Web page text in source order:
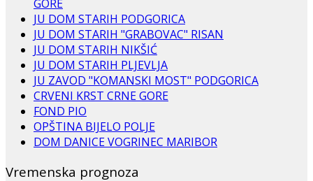
GORE
JU DOM STARIH PODGORICA
JU DOM STARIH "GRABOVAC" RISAN
JU DOM STARIH NIKŠIĆ
JU DOM STARIH PLJEVLJA
JU ZAVOD "KOMANSKI MOST" PODGORICA
CRVENI KRST CRNE GORE
FOND PIO
OPŠTINA BIJELO POLJE
DOM DANICE VOGRINEC MARIBOR
Vremenska prognoza